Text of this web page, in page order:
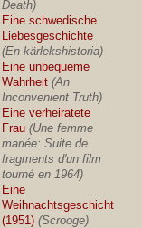
Death)
Eine schwedische
Liebesgeschichte
(En kärlekshistoria)
Eine unbequeme
Wahrheit (An
Inconvenient Truth)
Eine verheiratete
Frau (Une femme
mariée: Suite de
fragments d'un film
tourné en 1964)
Eine
Weihnachtsgeschichte
(1951) (Scrooge)